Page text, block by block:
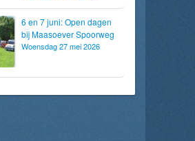
6 en 7 juni: Open dagen
bij Maasoever Spoorweg
Woensdag 27 mei 2026